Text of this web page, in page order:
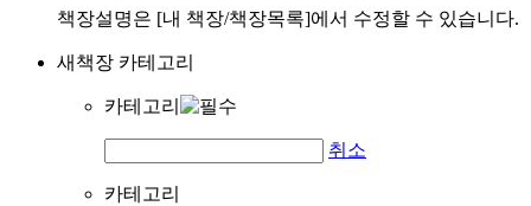
책장설명은 [내 책장/책장목록]에서 수정할 수 있습니다.
새책장 카테고리
카테고리
취소
카테고리